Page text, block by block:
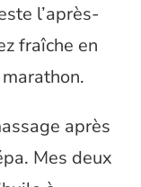
l’après-
fraîche en
après
Mes deux